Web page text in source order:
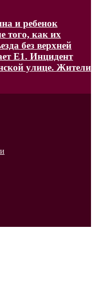
и ребенок
того, как их
без верхней
Е1. Инцидент
улице. Жители